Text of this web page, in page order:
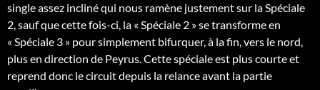
single assez incliné qui nous ramène justement sur la Spéciale
2, sauf que cette fois-ci, la « Spéciale 2 » se transforme en
« Spéciale 3 » pour simplement bifurquer, à la fin, vers le nord,
plus en direction de Peyrus. Cette spéciale est plus courte et
reprend donc le circuit depuis la relance avant la partie